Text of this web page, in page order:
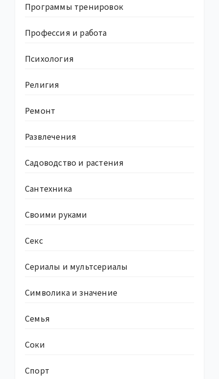
Программы тренировок
Профессия и работа
Психология
Религия
Ремонт
Развлечения
Садоводство и растения
Сантехника
Своими руками
Секс
Сериалы и мультсериалы
Символика и значение
Семья
Соки
Спорт